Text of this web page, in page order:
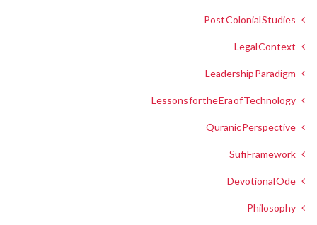
Post Colonial Studies
Legal Context
Leadership Paradigm
Lessons for the Era of Technology
Quranic Perspective
Sufi Framework
Devotional Ode
Philosophy